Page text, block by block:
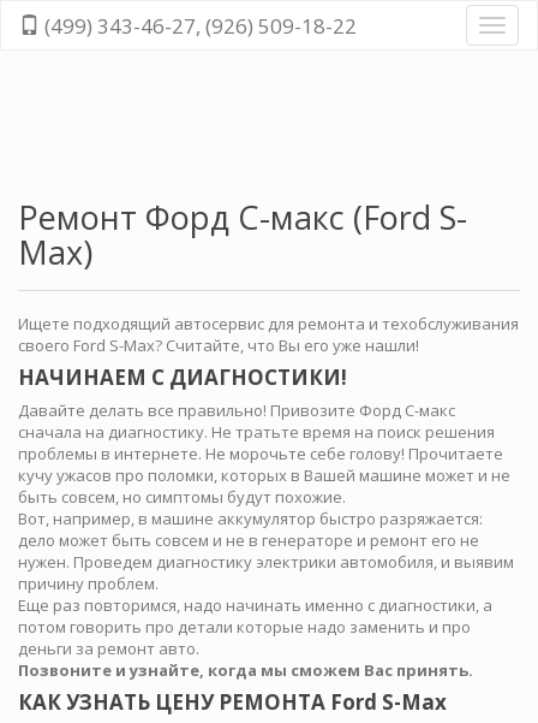
(499) 343-46-27, (926) 509-18-22
и
Ремонт Форд С-макс (Ford S-
Max)
Ищете подходящий автосервис для ремонта и техобслуживания
своего Ford S-Max? Считайте, что Вы его уже нашли!
НАЧИНАЕМ С ДИАГНОСТИКИ!
Давайте делать все правильно! Привозите Форд С-макс
сначала на диагностику. Не тратьте время на поиск решения
проблемы в интернете. Не морочьте себе голову! Прочитаете
кучу ужасов про поломки, которых в Вашей машине может и не
быть совсем, но симптомы будут похожие.
Вот, например, в машине аккумулятор быстро разряжается:
дело может быть совсем и не в генераторе и ремонт его не
нужен. Проведем диагностику электрики автомобиля, и выявим
причину проблем.
Еще раз повторимся, надо начинать именно с диагностики, а
потом говорить про детали которые надо заменить и про
деньги за ремонт авто.
Позвоните и узнайте, когда мы сможем Вас принять.
КАК УЗНАТЬ ЦЕНУ РЕМОНТА Ford S-Max